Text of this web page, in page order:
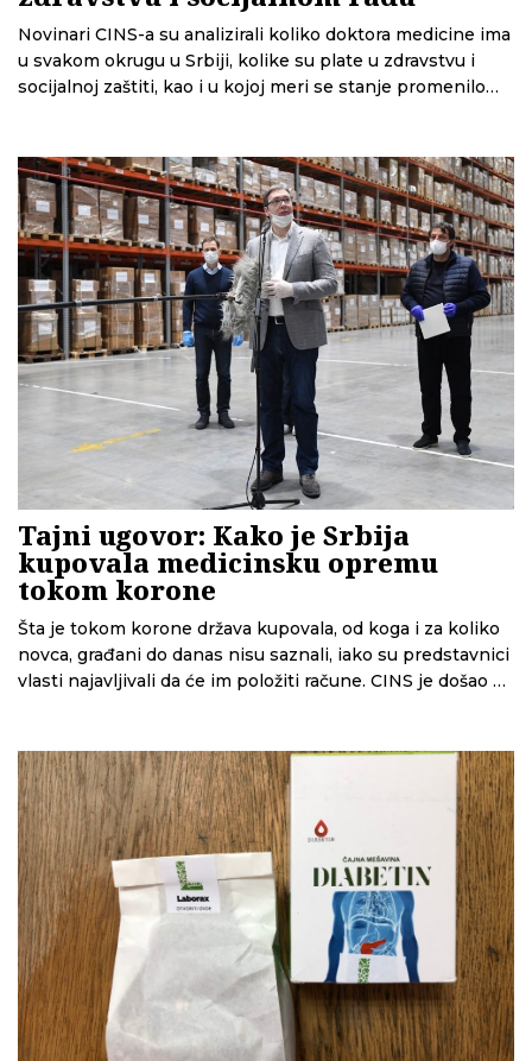
Novinari CINS-a su analizirali koliko doktora medicine ima
u svakom okrugu u Srbiji, kolike su plate u zdravstvu i
socijalnoj zaštiti, kao i u kojoj meri se stanje promenilo
Tajni ugovor: Kako je Srbija
kupovala medicinsku opremu
tokom korone
Šta je tokom korone država kupovala, od koga i za koliko
novca, građani do danas nisu saznali, iako su predstavnici
vlasti najavljivali da će im položiti račune. CINS je došao do
javnim nabavkama.